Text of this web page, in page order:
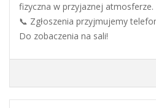
fizyczna w przyjaznej atmosferze.
📞 Zgłoszenia przyjmujemy
Do zobaczenia na sali!